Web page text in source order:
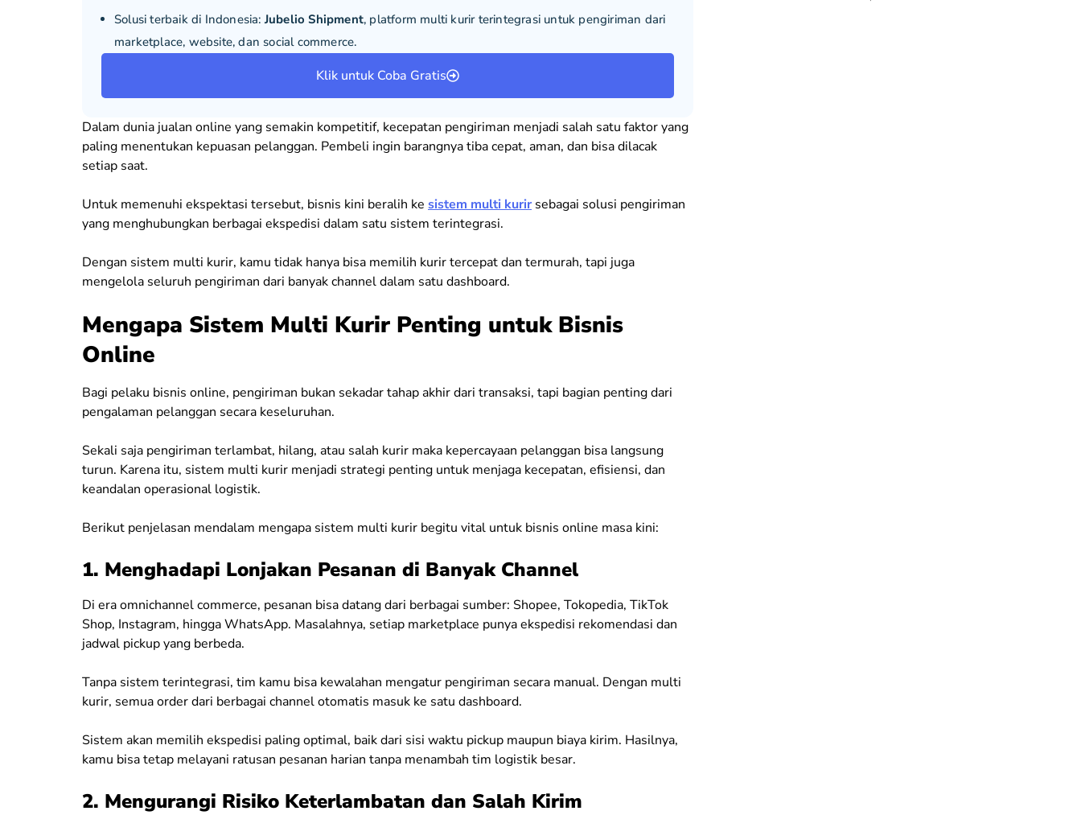
Solusi terbaik di Indonesia: Jubelio Shipment, platform multi kurir terintegrasi untuk pengiriman dari
marketplace, website, dan social commerce.
Klik untuk Coba Gratis
Dalam dunia jualan online yang semakin kompetitif, kecepatan pengiriman menjadi salah satu faktor yang
paling menentukan kepuasan pelanggan. Pembeli ingin barangnya tiba cepat, aman, dan bisa dilacak
setiap saat.
Untuk memenuhi ekspektasi tersebut, bisnis kini beralih ke sistem multi kurir sebagai solusi pengiriman
yang menghubungkan berbagai ekspedisi dalam satu sistem terintegrasi.
Dengan sistem multi kurir, kamu tidak hanya bisa memilih kurir tercepat dan termurah, tapi juga
mengelola seluruh pengiriman dari banyak channel dalam satu dashboard.
Mengapa Sistem Multi Kurir Penting untuk Bisnis
Online
Bagi pelaku bisnis online, pengiriman bukan sekadar tahap akhir dari transaksi, tapi bagian penting dari
pengalaman pelanggan secara keseluruhan.
Sekali saja pengiriman terlambat, hilang, atau salah kurir maka kepercayaan pelanggan bisa langsung
turun. Karena itu, sistem multi kurir menjadi strategi penting untuk menjaga kecepatan, efisiensi, dan
keandalan operasional logistik.
Berikut penjelasan mendalam mengapa sistem multi kurir begitu vital untuk bisnis online masa kini:
1. Menghadapi Lonjakan Pesanan di Banyak Channel
Di era omnichannel commerce, pesanan bisa datang dari berbagai sumber: Shopee, Tokopedia, TikTok
Shop, Instagram, hingga WhatsApp. Masalahnya, setiap marketplace punya ekspedisi rekomendasi dan
jadwal pickup yang berbeda.
Tanpa sistem terintegrasi, tim kamu bisa kewalahan mengatur pengiriman secara manual. Dengan multi
kurir, semua order dari berbagai channel otomatis masuk ke satu dashboard.
Sistem akan memilih ekspedisi paling optimal, baik dari sisi waktu pickup maupun biaya kirim. Hasilnya,
kamu bisa tetap melayani ratusan pesanan harian tanpa menambah tim logistik besar.
2. Mengurangi Risiko Keterlambatan dan Salah Kirim